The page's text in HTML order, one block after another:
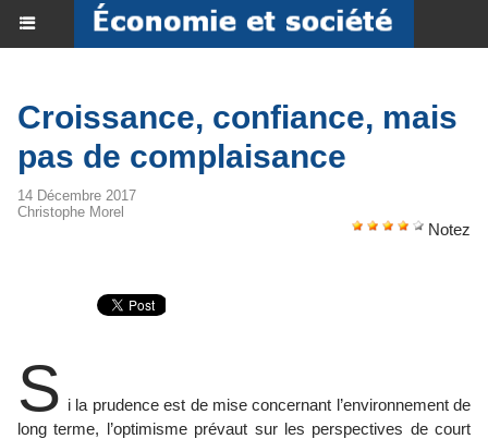
Croissance, confiance, mais
pas de complaisance
14 Décembre 2017
Christophe Morel
Notez
S i la prudence est de mise concernant l’environnement de
long terme, l’optimisme prévaut sur les perspectives de court